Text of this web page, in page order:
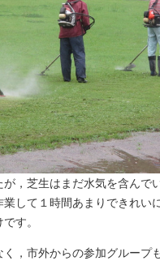
，芝生はまだ水気を含んで
して１時間あまりできれい
す。
，市外からの参加グループ